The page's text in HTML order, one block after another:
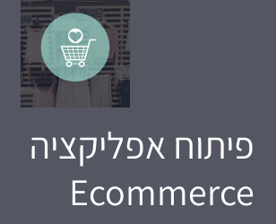
פיתוח אפליקציה
Ecommerce